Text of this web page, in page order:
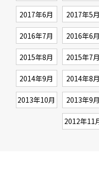
2017年6月 2017年5月
2016年7月 2016年6月
2015年8月 2015年7月
2014年9月 2014年8月
2013年10月 2013年9月
2012年11